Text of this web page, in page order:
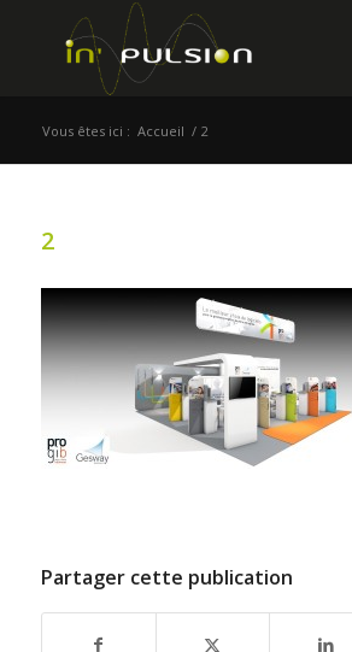
Vous êtes ici : Accueil / 2
2
Partager cette publication